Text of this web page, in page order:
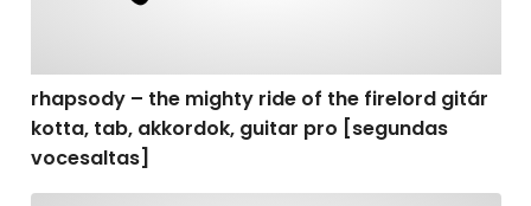
rhapsody – the mighty ride of the firelord gitár
kotta, tab, akkordok, guitar pro [segundas
vocesaltas]